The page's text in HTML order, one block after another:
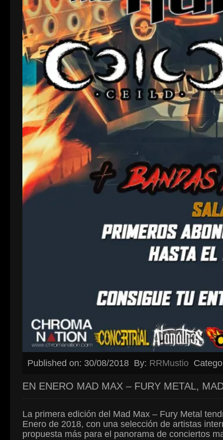
Published on: 30/08/2018 By: RRMustio
EN ENERO MAD MAX – FURY METAL,
La primera edición del Mad Max – Fury Metal
Enero de 2018, con una selección de artistas
propuesta más para el panorama de conciertos